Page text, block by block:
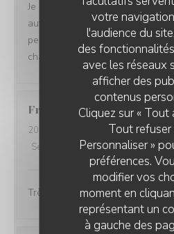
votre
l'audience du
des
avec les réseaux
afficher des
contenus
Cliquez sur « Tout
Tout refuser
Personnaliser »
préférences.
modifier vos
moment en
représentant un
à gauche des
Je suis venue pour la 3ème fois
autant la beauté du cadre, le
personnel, la grande qualité des
chaleureux des propriétaires de
Francoise B
2026-08-05
- 19:30 - Couverts 2
Service
/5 Ambiance:4/5
Très bon .Accueil ,service de